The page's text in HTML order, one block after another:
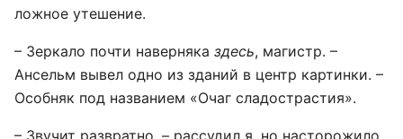
ложное утешение.
– Зеркало почти наверняка здесь, магистр. –
Ансельм вывел одно из зданий в центр картинки. –
Особняк под названием «Очаг сладострастия».
– Звучит развратно, – рассудил я, но насторожило